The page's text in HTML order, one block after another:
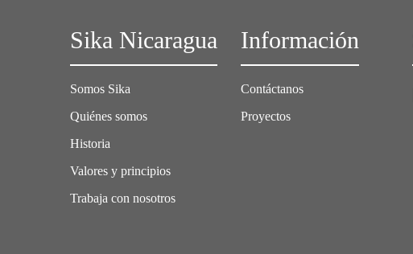
Sika Nicaragua
Somos Sika
Quiénes somos
Historia
Valores y principios
Trabaja con nosotros
Información
Contáctanos
Proyectos